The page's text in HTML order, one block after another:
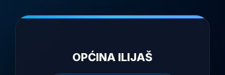
OPĆINA ILIJAŠ